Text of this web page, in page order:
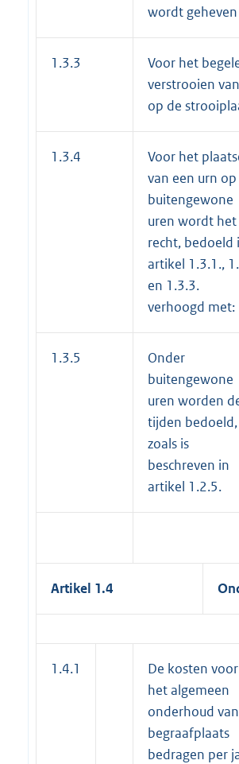
wordt geheven
1.3.3
Voor het
verstrooien
op de
1.3.4
Voor het
van een urn op
buitengewone
uren wordt het
recht, bedoeld
artikel 1.3.1.,
en 1.3.3.
verhoogd met:
1.3.5
Onder
buitengewone
uren worden
tijden bedoeld,
zoals is
beschreven in
artikel 1.2.5.
Artikel 1.4
1.4.1
De kosten voor
het algemeen
onderhoud
begraafplaats
bedragen per